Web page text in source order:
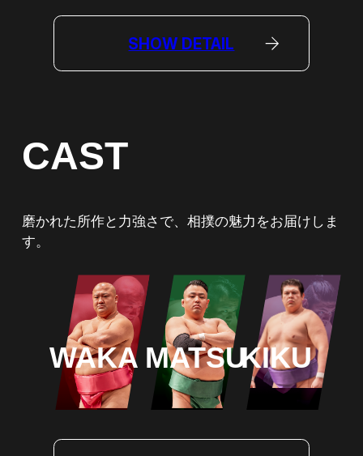
SHOW DETAIL
CAST
磨かれた所作と力強さで、相撲の魅力をお届けしま
す。
WAKA MATSUKIKU